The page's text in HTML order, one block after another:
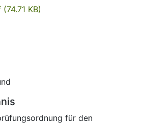
(74.71 KB)
für den